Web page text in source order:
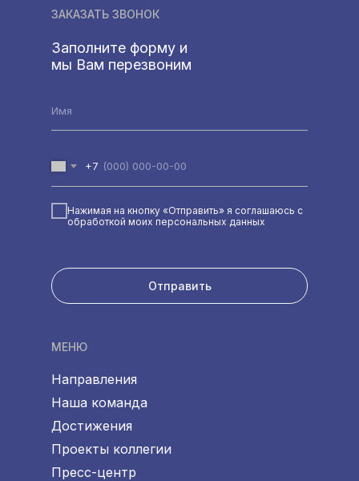
ЗАКАЗАТЬ ЗВОНОК
Заполните форму и
мы Вам перезвоним
+7
Нажимая на кнопку «Отправить» я соглашаюсь с
обработкой моих персональных данных
Отправить
Наша команда
Направления
МЕНЮ
Достижения
Проекты коллегии
Пресс-центр